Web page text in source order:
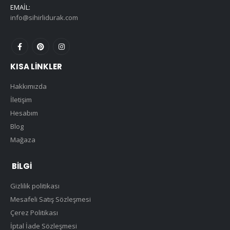
EMAIL:
info@sihirlidurak.com
KISA LINKLER
Hakkımızda
İletişim
Hesabım
Blog
Mağaza
BILGI
Gizlilik politikası
Mesafeli Satış Sözleşmesi
Çerez Politikası
İptal İade Sözleşmesi